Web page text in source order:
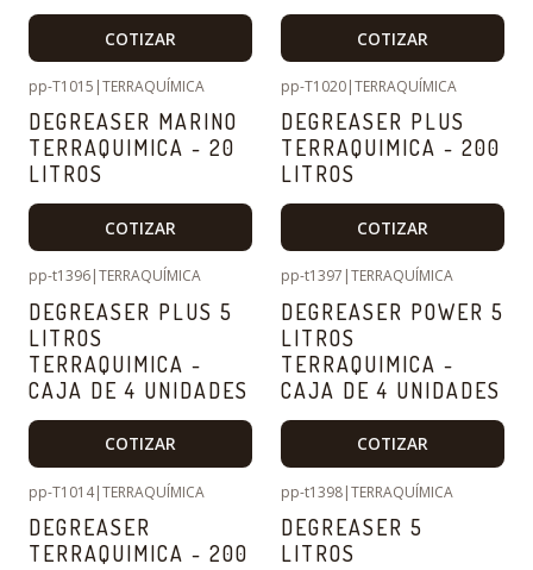
COTIZAR COTIZAR
pp-T1015 |TERRAQUÍMICA
DEGREASER MARINO
TERRAQUIMICA - 20
LITROS
COTIZAR
pp-T1020|TERRAQUÍMICA
DEGREASER PLUS
TERRAQUIMICA - 200
LITROS
COTIZAR
pp-t1396|TERRAQUÍMICA
DEGREASER PLUS 5
LITROS
TERRAQUIMICA -
CAJA DE 4 UNIDADES
COTIZAR
pp-t1397 |TERRAQUÍMICA
DEGREASER POWER 5
LITROS
TERRAQUIMICA -
CAJA DE 4 UNIDADES
COTIZAR
pp-T1014|TERRAQUÍMICA
DEGREASER
TERRAQUIMICA - 200
pp-t1398|TERRAQUÍMICA
DEGREASER 5
LITROS